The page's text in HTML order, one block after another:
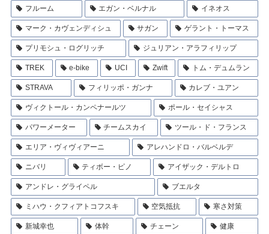
フルーム エガン・ベルナル イネオス
マーク・カヴェンディシュ サガン ゲラント・トーマス
プリモシュ・ログリッチ ジュリアン・アラフィリップ
TREK e-bike UCI Zwift トム・デュムラン
STRAVA フィリッポ・ガンナ カレブ・ユアン
ヴィクトール・カンペナールツ ポール・セイシャス
パワーメーター チームスカイ ツール・ド・フランス
エリア・ヴィヴィアーニ アレハンドロ・バルベルデ
ニバリ ティボー・ピノ アイザック・デルトロ
アンドレ・グライペル ブエルタ
ミハウ・クフィアトコフスキ 空気抵抗 寒さ対策
新城幸也 体幹 チェーン 健康